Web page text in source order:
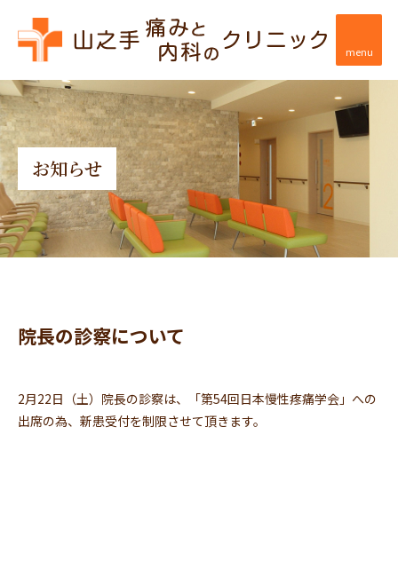
お知らせ
院長の診察について
2月22日（土）院長の診察は、「第54回日本慢性疼痛学会」への
出席の為、新患受付を制限させて頂きます。
menu